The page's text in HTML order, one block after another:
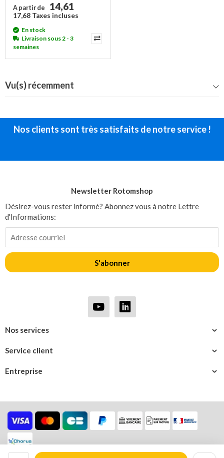
A partir de 14,61
17,68 Taxes incluses
En stock
Livraison sous 2 - 3
semaines
Vu(s) récemment
Nos clients sont très satisfaits de notre service !
Entreprise
Service client
Nos services
Newsletter Rotomshop
Désirez-vous rester informé? Abonnez vous à notre Lettre
d'Informations:
S'abonner